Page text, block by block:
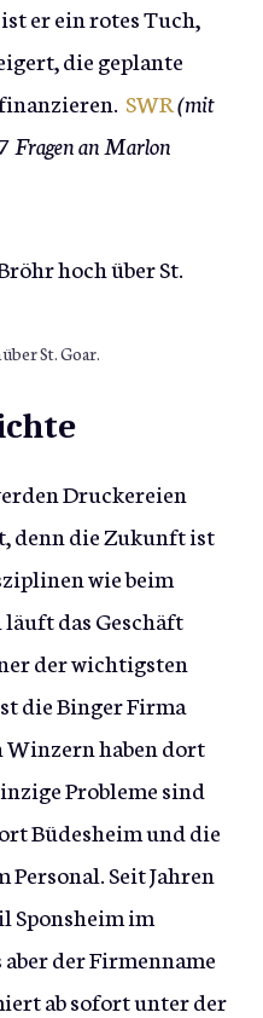
er ein rotes Tuch,
die geplante
SWR(mit
Fragen an Marlon
St. Goar.
Druckereien
denn die Zukunft ist
wie beim
das Geschäft
der wichtigsten
die Binger Firma
Winzern haben dort
Probleme sind
Büdesheim und die
Seit Jahren
Sponsheim im
der Firmenname
ab sofort unter der